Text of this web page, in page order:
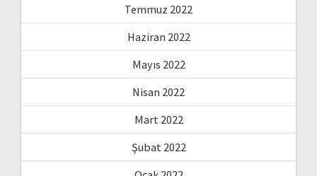
Temmuz 2022
Haziran 2022
Mayıs 2022
Nisan 2022
Mart 2022
Şubat 2022